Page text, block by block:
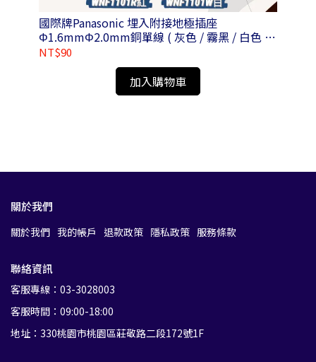
國際牌Panasonic 埋入附接地極插座
Φ1.6mmΦ2.0mm銅單線 ( 灰色 / 霧黑 / 白色 /
牙色 / 紅色 ) WNF1101H / WNF1101MB /
WNF1101W / WNF1101 / WNF1101R
NT$90
加入購物車
關於我們
關於我們 我的帳戶 退款政策 隱私政策 服務條款
聯絡資訊
客服專線：03-3028003
客服時間：09:00-18:00
地址：330桃園市桃園區莊敬路二段172號1F